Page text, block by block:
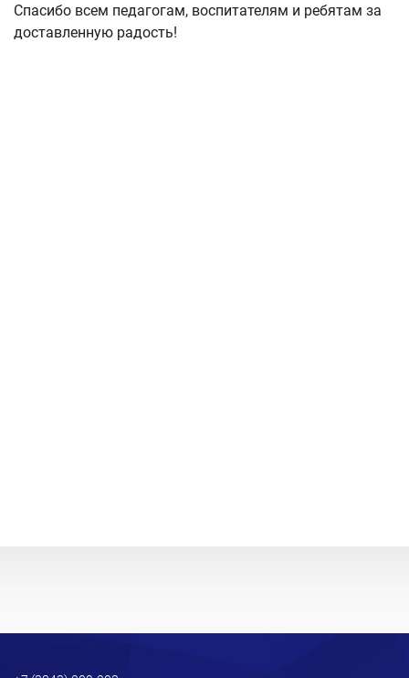
Спасибо всем педагогам, воспитателям и ребятам за
доставленную радость!